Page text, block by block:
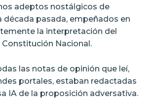
adeptos nostálgicos de
década pasada, empeñados en
la interpretación del
Nacional.
las notas de opinión que leí,
portales, estaban redactadas
IA de la proposición adversativa.